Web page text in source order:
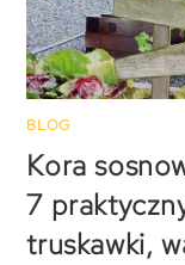
BLOG
Kora
7
truskawki,